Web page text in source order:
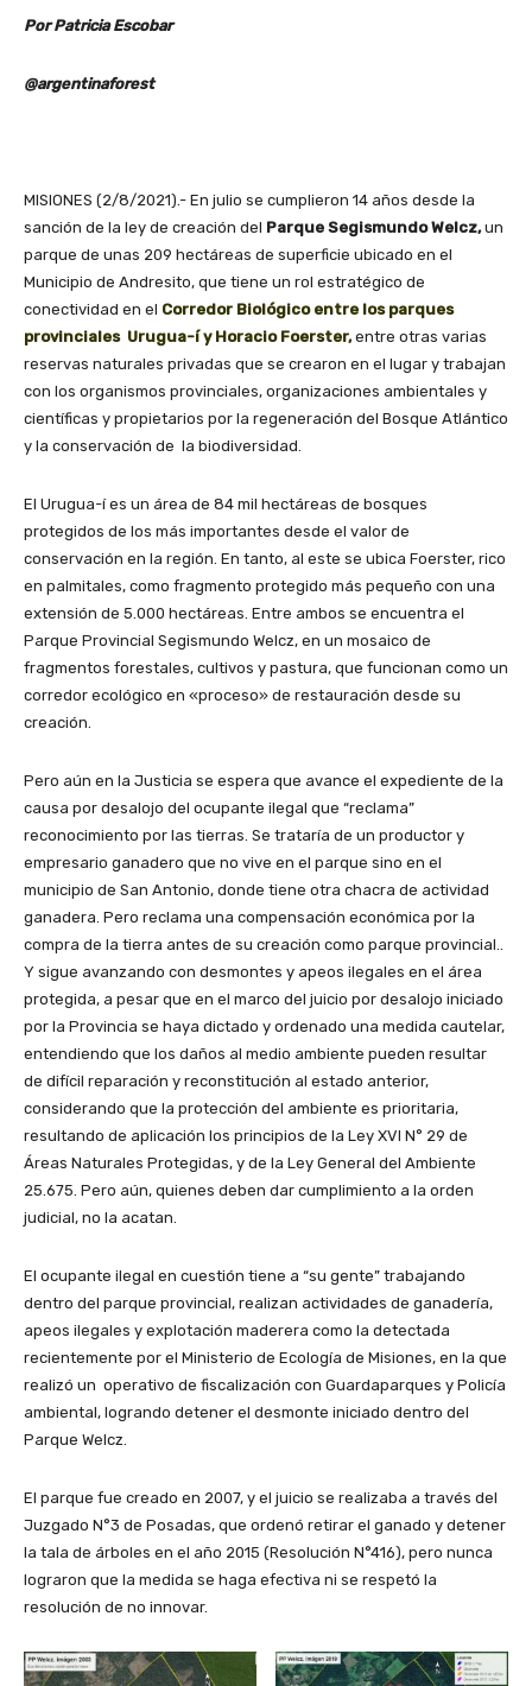
Por Patricia Escobar
@argentinaforest
MISIONES (2/8/2021).- En julio se cumplieron 14 años desde la
sanción de la ley de creación del Parque Segismundo Welcz,un
parque de unas 209 hectáreas de superficie ubicado en el
Municipio de Andresito, que tiene un rol estratégico de
conectividad en el Corredor Biológico entre los parques
provinciales Urugua-í y Horacio Foerster,entre otras varias
reservas naturales privadas que se crearon en el lugar y trabajan
con los organismos provinciales, organizaciones ambientales y
científicas y propietarios por la regeneración del Bosque Atlántico
y la conservación de la biodiversidad.
El Urugua-í es un área de 84 mil hectáreas de bosques
protegidos de los más importantes desde el valor de
conservación en la región. En tanto, al este se ubica Foerster, rico
en palmitales, como fragmento protegido más pequeño con una
extensión de 5.000 hectáreas. Entre ambos se encuentra el
Parque Provincial Segismundo Welcz, en un mosaico de
fragmentos forestales, cultivos y pastura, que funcionan como un
corredor ecológico en «proceso» de restauración desde su
creación.
Pero aún en la Justicia se espera que avance el expediente de la
causa por desalojo del ocupante ilegal que “reclama”
reconocimiento por las tierras. Se trataría de un productor y
empresario ganadero que no vive en el parque sino en el
municipio de San Antonio, donde tiene otra chacra de actividad
ganadera. Pero reclama una compensación económica por la
compra de la tierra antes de su creación como parque provincial..
Y sigue avanzando con desmontes y apeos ilegales en el área
protegida, a pesar que en el marco del juicio por desalojo iniciado
por la Provincia se haya dictado y ordenado una medida cautelar,
entendiendo que los daños al medio ambiente pueden resultar
de difícil reparación y reconstitución al estado anterior,
considerando que la protección del ambiente es prioritaria,
resultando de aplicación los principios de la Ley XVI N° 29 de
Áreas Naturales Protegidas, y de la Ley General del Ambiente
25.675. Pero aún, quienes deben dar cumplimiento a la orden
judicial, no la acatan.
El ocupante ilegal en cuestión tiene a “su gente” trabajando
dentro del parque provincial, realizan actividades de ganadería,
apeos ilegales y explotación maderera como la detectada
recientemente por el Ministerio de Ecología de Misiones, en la que
realizó un operativo de fiscalización con Guardaparques y Policía
ambiental, logrando detener el desmonte iniciado dentro del
Parque Welcz.
El parque fue creado en 2007, y el juicio se realizaba a través del
Juzgado N°3 de Posadas, que ordenó retirar el ganado y detener
la tala de árboles en el año 2015 (Resolución N°416), pero nunca
lograron que la medida se haga efectiva ni se respetó la
resolución de no innovar.